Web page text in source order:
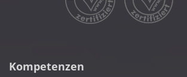
Kompetenzen